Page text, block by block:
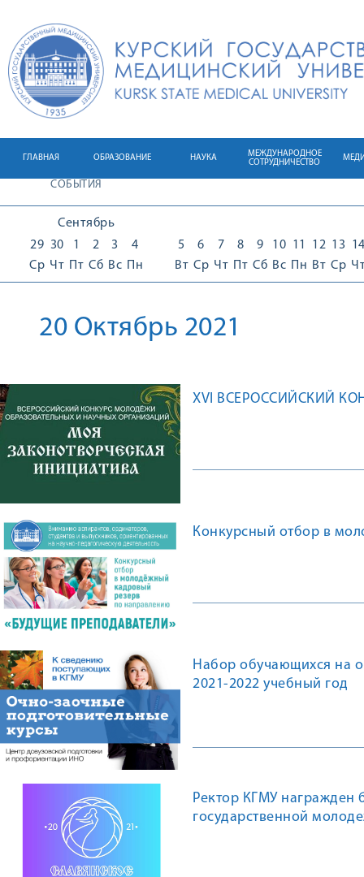
ГЛАВНАЯ ОБРАЗОВАНИЕ НАУКА
МЕЖДУНАРОДНОЕ
СОТРУДНИЧЕСТВО
СОБЫТИЯ
Сентябрь
29
Ср
30
Чт
1
Пт
2
Сб
3
Вс
4
Пн
5
Вт
6
Ср
7
Чт
8
Пт
9
Сб
10
Вс
11
Пн
12
Вт
13
Ср
20 Октябрь 2021
XVI ВСЕРОССИЙСКИЙ
Конкурсный отбор в
Набор обучающихся на
2021-2022 учебный год
Ректор КГМУ награжден
государственной